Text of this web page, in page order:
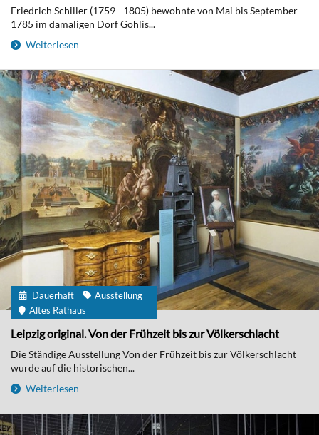
Friedrich Schiller (1759 - 1805) bewohnte von Mai bis September
1785 im damaligen Dorf Gohlis...
Weiterlesen
Dauerhaft
Ausstellung
Altes Rathaus
Leipzig original. Von der Frühzeit bis zur Völkerschlacht
Die Ständige Ausstellung Von der Frühzeit bis zur Völkerschlacht
wurde auf die historischen...
Weiterlesen